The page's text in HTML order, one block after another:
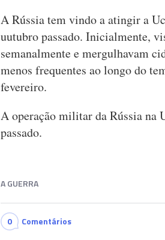
A Rússia tem vindo a atingir a
uutubro passado. Inicialmente,
semanalmente e mergulhavam
menos frequentes ao longo do
fevereiro.
A operação militar da Rússia na
passado.
A GUERRA
0 Comentários